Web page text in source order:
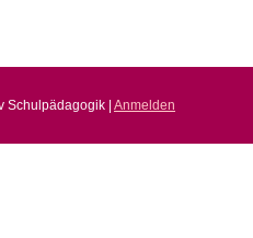
Schulpädagogik | Anmelden